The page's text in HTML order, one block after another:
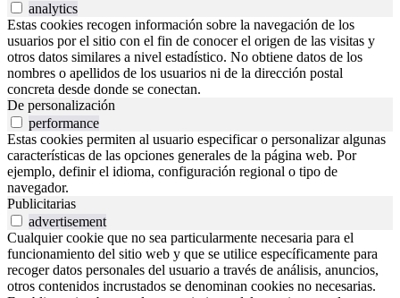
analytics
Estas cookies recogen información sobre la navegación de los
usuarios por el sitio con el fin de conocer el origen de las visitas y
otros datos similares a nivel estadístico. No obtiene datos de los
nombres o apellidos de los usuarios ni de la dirección postal
concreta desde donde se conectan.
De personalización
performance
Estas cookies permiten al usuario especificar o personalizar algunas
características de las opciones generales de la página web. Por
ejemplo, definir el idioma, configuración regional o tipo de
navegador.
Publicitarias
advertisement
Cualquier cookie que no sea particularmente necesaria para el
funcionamiento del sitio web y que se utilice específicamente para
recoger datos personales del usuario a través de análisis, anuncios,
otros contenidos incrustados se denominan cookies no necesarias.